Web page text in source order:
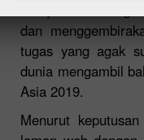
dan
tugas yang agak
dunia mengambil
Asia 2019.
Menurut